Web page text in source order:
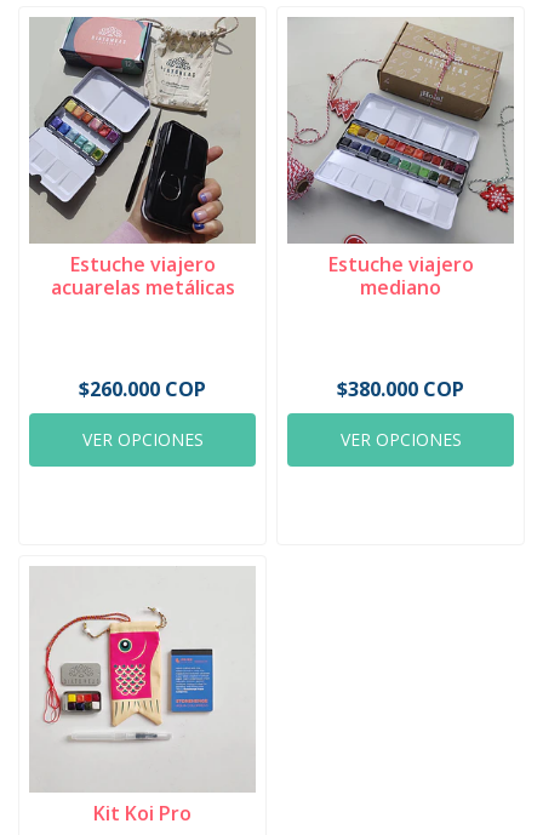
Estuche viajero
acuarelas metálicas
$260.000 COP
VER OPCIONES
Estuche viajero
mediano
$380.000 COP
VER OPCIONES
Kit Koi Pro